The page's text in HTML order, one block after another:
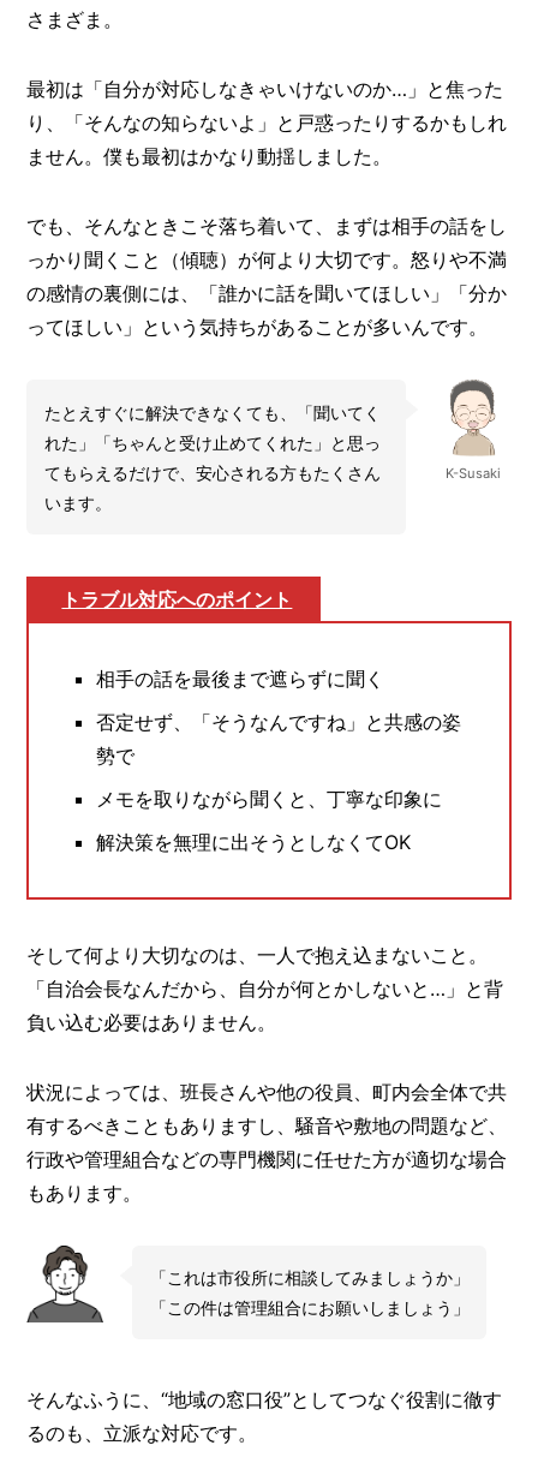
さまざま。
最初は「自分が対応しなきゃいけないのか…」と焦った
り、「そんなの知らないよ」と戸惑ったりするかもしれ
ません。僕も最初はかなり動揺しました。
でも、そんなときこそ落ち着いて、まずは相手の話をし
っかり聞くこと（傾聴）が何より大切です。怒りや不満
の感情の裏側には、「誰かに話を聞いてほしい」「分か
ってほしい」という気持ちがあることが多いんです。
K-Susaki
たとえすぐに解決できなくても、「聞いてく
れた」「ちゃんと受け止めてくれた」と思っ
てもらえるだけで、安心される方もたくさん
います。
トラブル対応へのポイント
相手の話を最後まで遮らずに聞く
否定せず、「そうなんですね」と共感の姿
勢で
メモを取りながら聞くと、丁寧な印象に
解決策を無理に出そうとしなくてOK
そして何より大切なのは、一人で抱え込まないこと。
「自治会長なんだから、自分が何とかしないと…」と背
負い込む必要はありません。
状況によっては、班長さんや他の役員、町内会全体で共
有するべきこともありますし、騒音や敷地の問題など、
行政や管理組合などの専門機関に任せた方が適切な場合
もあります。
「これは市役所に相談してみましょうか」
「この件は管理組合にお願いしましょう」
そんなふうに、“地域の窓口役”としてつなぐ役割に徹す
るのも、立派な対応です。